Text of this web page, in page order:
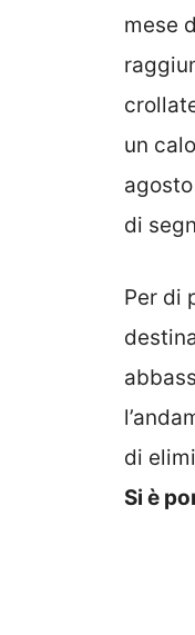
mese
un
di
Per di
di
Si è